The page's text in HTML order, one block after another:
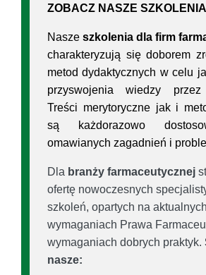
ZOBACZ NASZE
Nasze szkolenia dla firm
charakteryzują się doborem
metod dydaktycznych w celu
przyswojenia wiedzy przez
Treści merytoryczne jak i
są każdorazowo
omawianych zagadnień i
Dla branży farmaceutycznej
ofertę nowoczesnych
szkoleń, opartych na aktualnych
wymaganiach Prawa
wymaganiach dobrych praktyk.
nasze: